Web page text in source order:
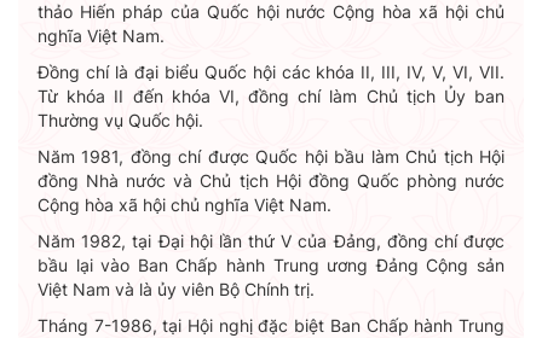
thảo Hiến pháp của Quốc hội nước Cộng hòa xã hội chủ
nghĩa Việt Nam.
Đồng chí là đại biểu Quốc hội các khóa II, III, IV, V, VI, VII.
Từ khóa II đến khóa VI, đồng chí làm Chủ tịch Ủy ban
Thường vụ Quốc hội.
Năm 1981, đồng chí được Quốc hội bầu làm Chủ tịch Hội
đồng Nhà nước và Chủ tịch Hội đồng Quốc phòng nước
Cộng hòa xã hội chủ nghĩa Việt Nam.
Năm 1982, tại Đại hội lần thứ V của Đảng, đồng chí được
bầu lại vào Ban Chấp hành Trung ương Đảng Cộng sản
Việt Nam và là ủy viên Bộ Chính trị.
Tháng 7-1986, tại Hội nghị đặc biệt Ban Chấp hành Trung